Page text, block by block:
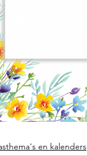
en kalenders